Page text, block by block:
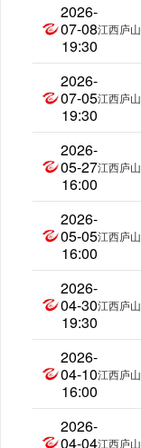
2026-
07-08
19:30
中乙
江西庐山
2026-
07-05
19:30
中乙
江西庐山
2026-
05-27
16:00
中乙
江西庐山
2026-
05-05
16:00
中乙
江西庐山
2026-
04-30
19:30
中乙
江西庐山
2026-
04-10
16:00
中乙
江西庐山
2026-
04-04中乙
江西庐山